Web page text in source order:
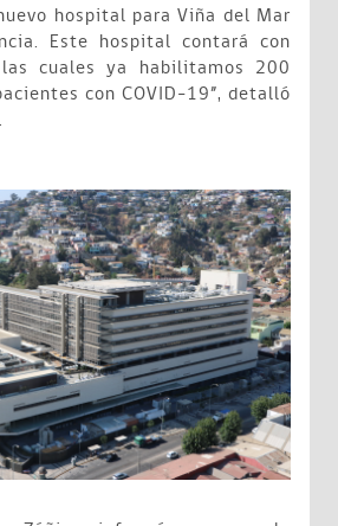
hospital para Viña del Mar
Este hospital contará con
cuales ya habilitamos 200
con COVID-19”, detalló